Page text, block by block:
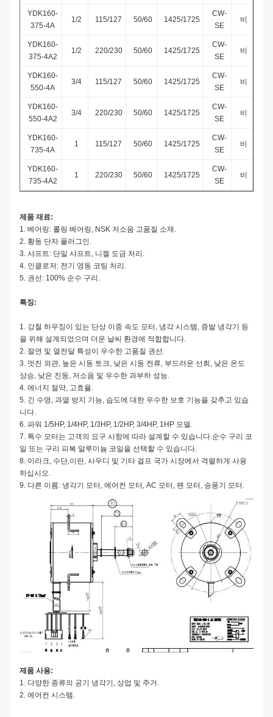
YDK160-
375-4A
1/2 115/127 50/60 1425/1725
CW-
SE
비
YDK160-
375-4A2
1/2 220/230 50/60 1425/1725
CW-
SE
비
YDK160-
550-4A
3/4 115/127 50/60 1425/1725
CW-
SE
비
YDK160-
550-4A2
3/4 220/230 50/60 1425/1725
CW-
SE
비
YDK160-
735-4A
1 115/127 50/60 1425/1725
CW-
SE
비
YDK160-
735-4A2
1 220/230 50/60 1425/1725
CW-
SE
비
제품 재료:
1. 베어링: 롤링 베어링, NSK 저소음 고품질 소재.
2. 황동 단자 플러그인.
3. 샤프트: 단일 샤프트, 니켈 도금 처리.
4. 인클로저: 전기 영동 코팅 처리.
5. 권선: 100% 순수 구리.
특징:
1. 강철 하우징이 있는 단상 이중 속도 모터, 냉각 시스템, 증발 냉각기 등
을 위해 설계되었으며 더운 날씨 환경에 적합합니다.
2. 절연 및 열전달 특성이 우수한 고품질 권선.
3. 멋진 외관, 높은 시동 토크, 낮은 시동 전류, 부드러운 선회, 낮은 온도
상승, 낮은 진동, 저소음 및 우수한 과부하 성능.
4. 에너지 절약, 고효율.
5. 긴 수명, 과열 방지 기능, 습도에 대한 우수한 보호 기능을 갖추고 있습
니다.
6. 파워 1/5HP, 1/4HP, 1/3HP, 1/2HP, 3/4HP, 1HP 모델.
7. 특수 모터는 고객의 요구 사항에 따라 설계할 수 있습니다.순수 구리 코
일 또는 구리 피복 알루미늄 코일을 선택할 수 있습니다.
8. 이라크, 수단,이란, 사우디 및 기타 걸프 국가 시장에서 격렬하게 사용
하십시오.
9. 다른 이름: 냉각기 모터, 에어컨 모터, AC 모터, 팬 모터, 송풍기 모터.
제품 사용:
1. 다양한 종류의 공기 냉각기, 상업 및 주거.
2. 에어컨 시스템.